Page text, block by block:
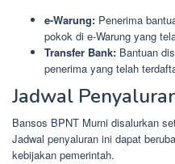
e-Warung: Penerima
pokok di e-Warung yang
Transfer Bank: Bantuan
penerima yang telah
Jadwal
Bansos BPNT Murni disalurkan
Jadwal penyaluran ini dapat
kebijakan pemerintah.